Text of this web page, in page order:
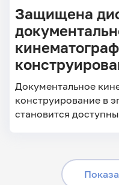
Защищена
Документальное
конструирование в
становится